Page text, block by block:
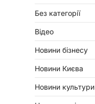
Без категорії
Відео
Новини бізнесу
Новини Києва
Новини культури